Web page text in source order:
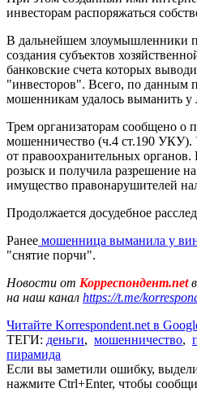
инвесторам распоряжаться
В дальнейшем злоумышленники
создания субъектов
банковские счета которых
"инвесторов". Всего, по данным
мошенникам удалось выманить у
Трем организаторам сообщено о
мошенничество (ч.4 ст.190 УКУ).
от правоохранительных
розыск и получила разрешение
имущество правонарушителей
Продолжается досудебное
Ранее мошенница выманила у
"снятие порчи".
Новости от Корреспондент.net
на наш канал https://t.me/
Читайте Korrespondent.net в
ТЕГИ: деньги, мошенничество,
пирамида
Если вы заметили ошибку,
нажмите Ctrl+Enter, чтобы